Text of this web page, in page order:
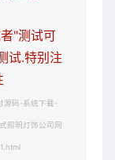
"测试可
试.特别注
源码-系统下载-
照明灯饰公司网